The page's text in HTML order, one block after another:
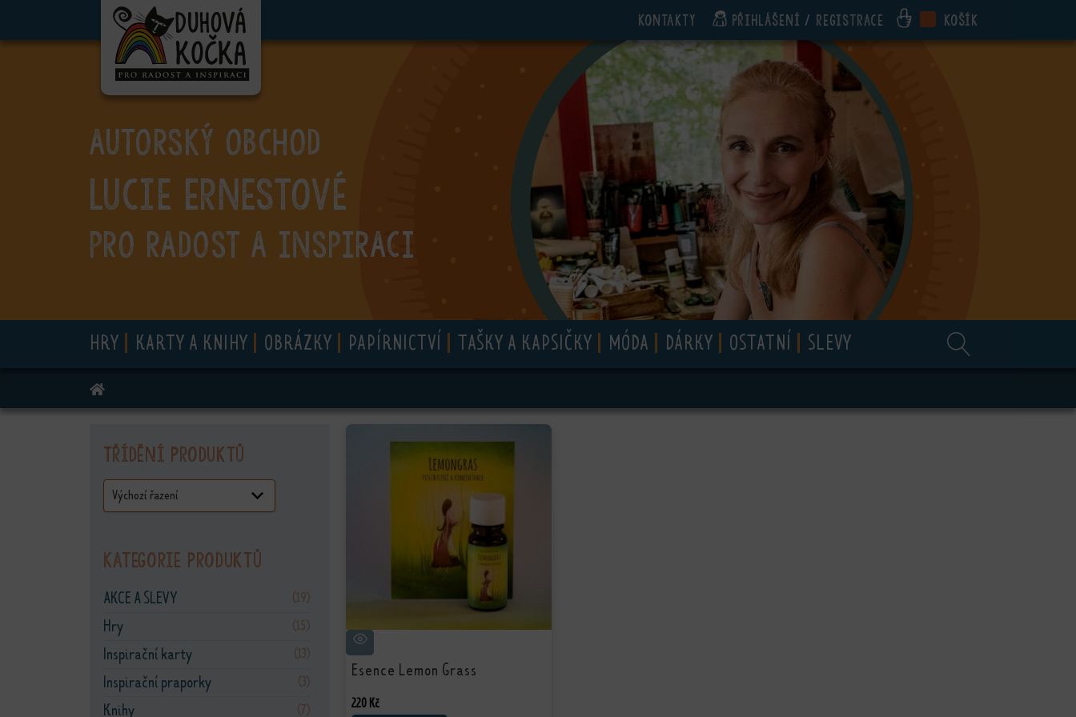
Kontakty Přihlášení / registrace Košík
AUTORSKÝ OBCHOD
Lucie Ernestové
PRO RADOST A INSPIRACI
HRY KARTY A KNIHY OBRÁZKY PAPÍRNICTVÍ TAŠKY A KAPSIČKY MÓDA DÁRKY OSTATNÍ SLEVY
DOMŮ
Třídění produktů
Kategorie produktů
AKCE A SLEVY (19)
Hry (15)
Inspirační karty (13)
Inspirační praporky (3)
Knihy (7)
Esence Lemon Grass
220 Kč